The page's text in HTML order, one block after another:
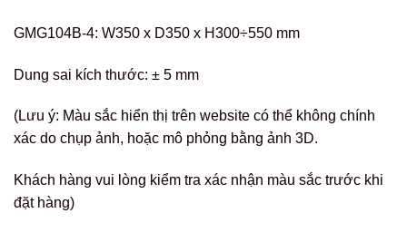
GMG104B-4: W350 x D350 x H300÷550 mm
Dung sai kích thước: ± 5 mm
(Lưu ý: Màu sắc hiển thị trên website có thể không chính
xác do chụp ảnh, hoặc mô phỏng bằng ảnh 3D.
Khách hàng vui lòng kiểm tra xác nhận màu sắc trước khi
đặt hàng)